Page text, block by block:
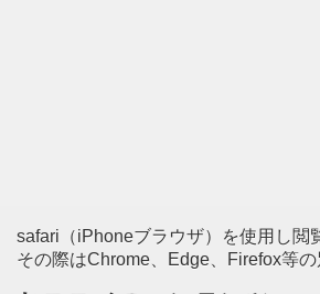
safari（iPhoneブラウザ）を使用し
その際はChrome、Edge、Firefox等